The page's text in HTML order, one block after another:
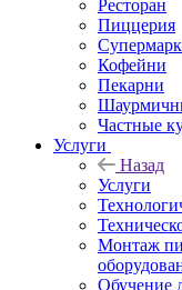
Ресторан
Пиццерия
Кофейни
Пекарни
Частные
Услуги
Назад
Услуги
Монтаж
Обучение